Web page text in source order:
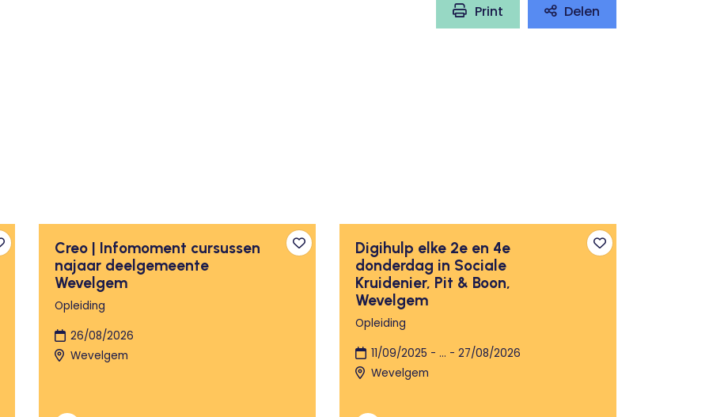
Print Delen
aan favorieten Toevoegen aan favorieten
Creo | Infomoment cursussen
najaar deelgemeente
Wevelgem
Opleiding
26/08/2026
Wevelgem
Toevoegen aan
Digihulp elke 2e en 4e
donderdag in Sociale
Kruidenier, Pit & Boon,
Wevelgem
Opleiding
11/09/2025 - ... - 27/08/2026
Wevelgem